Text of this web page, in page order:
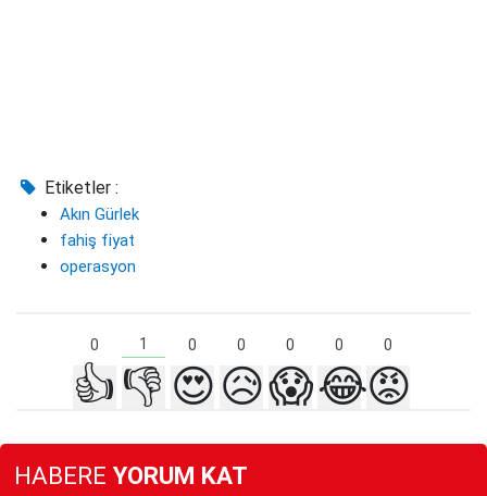
Etiketler :
Akın Gürlek
fahiş fiyat
operasyon
0 1 0 0 0 0 0
👍 👎 😍😥😱😂😡
HABERE YORUM KAT